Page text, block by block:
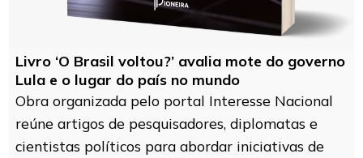
Livro ‘O Brasil voltou?’ avalia mote do governo
Lula e o lugar do país no mundo
Obra organizada pelo portal Interesse Nacional
reúne artigos de pesquisadores, diplomatas e
cientistas políticos para abordar iniciativas de